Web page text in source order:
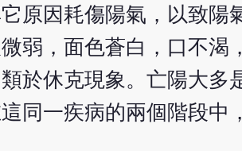
原因耗傷陽氣，以致陽
弱，面色蒼白，口不渴
於休克現象。亡陽大多
同一疾病的兩個階段中